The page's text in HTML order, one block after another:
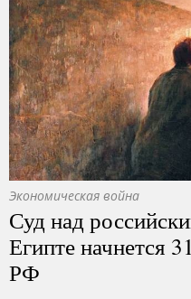
Экономическая война
Суд над
Египте начнется
РФ